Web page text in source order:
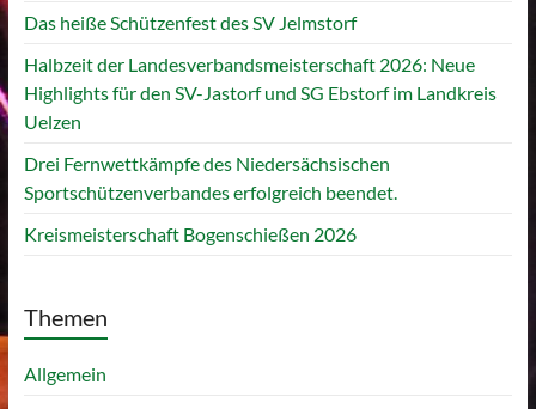
Das heiße Schützenfest des SV Jelmstorf
Halbzeit der Landesverbandsmeisterschaft 2026: Neue
Highlights für den SV-Jastorf und SG Ebstorf im Landkreis
Uelzen
Drei Fernwettkämpfe des Niedersächsischen
Sportschützenverbandes erfolgreich beendet.
Kreismeisterschaft Bogenschießen 2026
Themen
Allgemein